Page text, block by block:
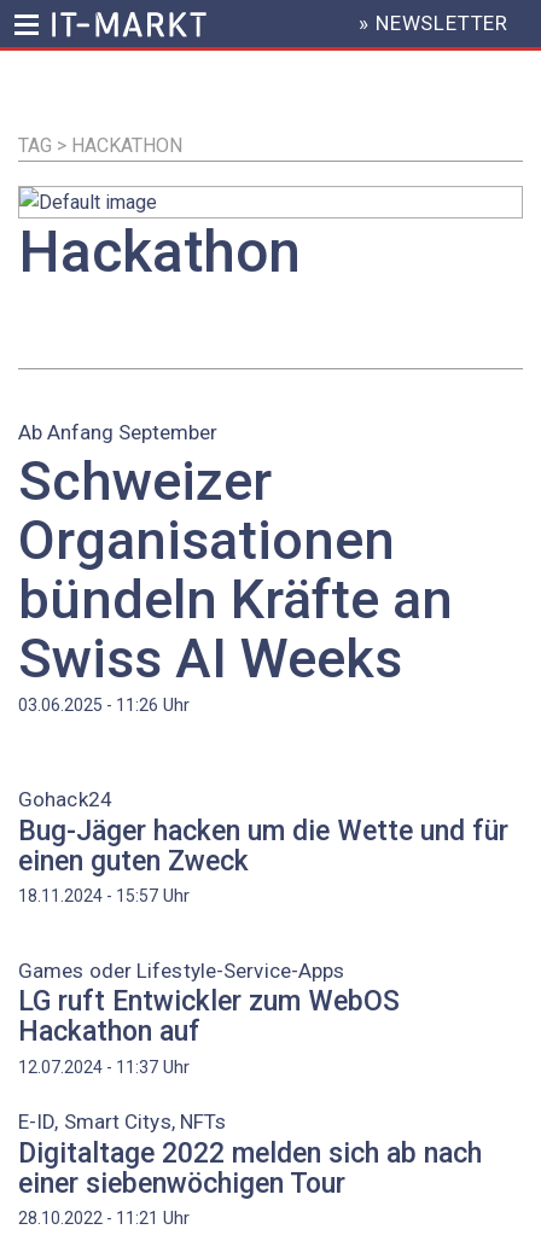
Inhalt
HEADER
MENU
» NEWSLETTER
TAG > HACKATHON
Hackathon
Ab Anfang September
Schweizer
Organisationen
bündeln Kräfte an
Swiss AI Weeks
03.06.2025 - 11:26 Uhr
Gohack24
Bug-Jäger hacken um die Wette und für
einen guten Zweck
18.11.2024 - 15:57 Uhr
Games oder Lifestyle-Service-Apps
LG ruft Entwickler zum WebOS
Hackathon auf
12.07.2024 - 11:37 Uhr
E-ID, Smart Citys, NFTs
Digitaltage 2022 melden sich ab nach
einer siebenwöchigen Tour
28.10.2022 - 11:21 Uhr